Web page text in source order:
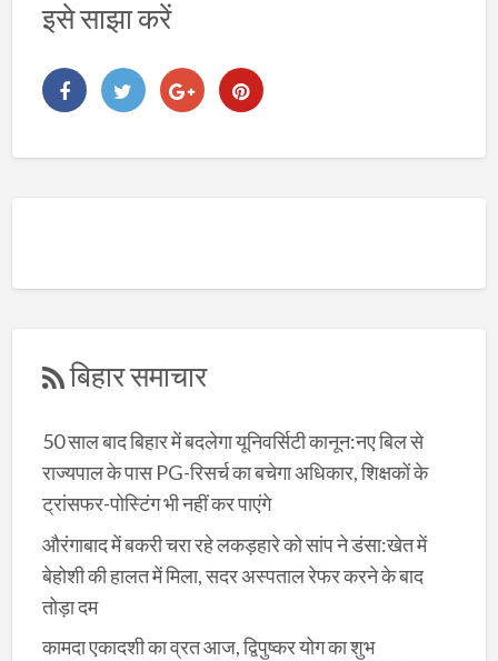
इसे साझा करें
बिहार समाचार
50 साल बाद बिहार में बदलेगा यूनिवर्सिटी कानून:नए बिल से
राज्यपाल के पास PG-रिसर्च का बचेगा अधिकार, शिक्षकों के
ट्रांसफर-पोस्टिंग भी नहीं कर पाएंगे
औरंगाबाद में बकरी चरा रहे लकड़हारे को सांप ने डंसा:खेत में
बेहोशी की हालत में मिला, सदर अस्पताल रेफर करने के बाद
तोड़ा दम
कामदा एकादशी का व्रत आज, द्विपुष्कर योग का शुभ